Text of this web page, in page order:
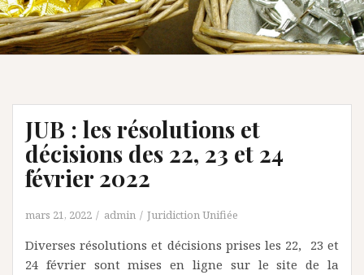
JUB : les résolutions et
décisions des 22, 23 et 24
février 2022
mars 21, 2022 admin Juridiction Unifiée
Diverses résolutions et décisions prises les 22, 23 et
24 février sont mises en ligne sur le site de la